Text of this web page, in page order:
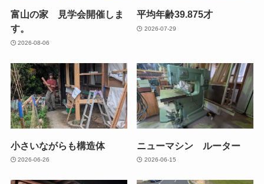
富山の家 見学会開催しま
す。
2026-08-06
平均年齢39.875才
2026-07-29
小さいながらも構造体
2026-06-26
ニューマシン ルーター
2026-06-15